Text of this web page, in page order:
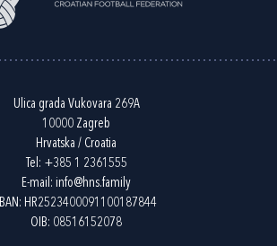
Ulica grada Vukovara 269A
10000 Zagreb
Hrvatska / Croatia
Tel: +385 1 2361555
E-mail: info@hns.family
IBAN: HR2523400091100187844
OIB: 08516152078